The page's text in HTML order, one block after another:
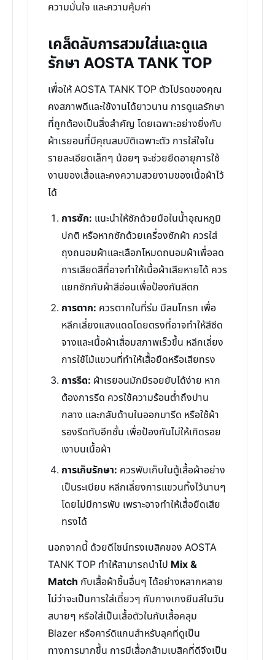
ความมั่นใจ และความคุ้มค่า
เคล็ดลับการสวมใส่และดูแล
รักษา AOSTA TANK TOP
เพื่อให้ AOSTA TANK TOP ตัวโปรดของคุณ
คงสภาพดีและใช้งานได้ยาวนาน การดูแลรักษา
ที่ถูกต้องเป็นสิ่งสำคัญ โดยเฉพาะอย่างยิ่งกับ
ผ้าเรยอนที่มีคุณสมบัติเฉพาะตัว การใส่ใจใน
รายละเอียดเล็กๆ น้อยๆ จะช่วยยืดอายุการใช้
งานของเสื้อและคงความสวยงามของเนื้อผ้าไว้
ได้
การซัก: แนะนำให้ซักด้วยมือในน้ำอุณหภูมิ
ปกติ หรือหากซักด้วยเครื่องซักผ้า ควรใส่
ถุงถนอมผ้าและเลือกโหมดถนอมผ้าเพื่อลด
การเสียดสีที่อาจทำให้เนื้อผ้าเสียหายได้ ควร
แยกซักกับผ้าสีอ่อนเพื่อป้องกันสีตก
การตาก: ควรตากในที่ร่ม มีลมโกรก เพื่อ
หลีกเลี่ยงแสงแดดโดยตรงที่อาจทำให้สีซีด
จางและเนื้อผ้าเสื่อมสภาพเร็วขึ้น หลีกเลี่ยง
การใช้ไม้แขวนที่ทำให้เสื้อยืดหรือเสียทรง
การรีด: ผ้าเรยอนมักมีรอยยับได้ง่าย หาก
ต้องการรีด ควรใช้ความร้อนต่ำถึงปาน
กลาง และกลับด้านในออกมารีด หรือใช้ผ้า
รองรีดทับอีกชั้น เพื่อป้องกันไม่ให้เกิดรอย
เงาบนเนื้อผ้า
การเก็บรักษา: ควรพับเก็บในตู้เสื้อผ้าอย่าง
เป็นระเบียบ หลีกเลี่ยงการแขวนทิ้งไว้นานๆ
โดยไม่มีการพับ เพราะอาจทำให้เสื้อยืดเสีย
ทรงได้
นอกจากนี้ ด้วยดีไซน์ทรงเบสิคของ AOSTA
TANK TOP ทำให้สามารถนำไป Mix &
Match กับเสื้อผ้าชิ้นอื่นๆ ได้อย่างหลากหลาย
ไม่ว่าจะเป็นการใส่เดี่ยวๆ กับกางเกงยีนส์ในวัน
สบายๆ หรือใส่เป็นเสื้อตัวในกับเสื้อคลุม
Blazer หรือคาร์ดิแกนสำหรับลุคที่ดูเป็น
ทางการมากขึ้น การมีเสื้อกล้ามเบสิคที่ดีจึงเป็น